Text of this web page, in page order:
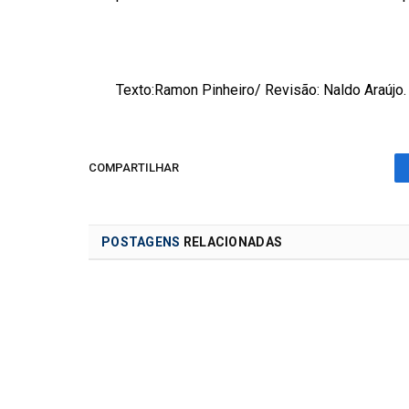
Texto:Ramon Pinheiro/ Revisão: Naldo Araújo.
COMPARTILHAR
POSTAGENS RELACIONADAS